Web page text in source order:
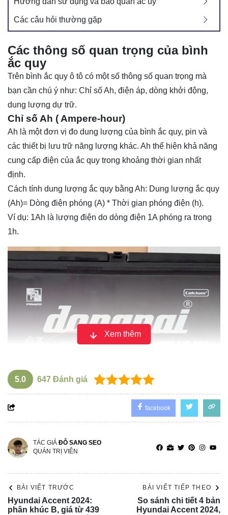
Các câu hỏi thường gặp
Các thông số quan trọng của bình
ắc quy
Trên bình ắc quy ô tô có một số thông số quan trọng mà
bạn cần chú ý như: Chỉ số Ah, điện áp, dòng khởi động,
dung lượng dự trữ.
Chỉ số Ah ( Ampere-hour)
Ah là một đơn vị đo dung lượng của bình ắc quy, pin và
các thiết bị lưu trữ năng lượng khác. Ah thể hiện khả năng
cung cấp điện của ắc quy trong khoảng thời gian nhất
định.
Cách tính dung lượng ắc quy bằng Ah: Dung lượng ắc quy
(Ah)= Dòng điện phóng (A) * Thời gian phóng điện (h).
Ví dụ: 1Ah là lượng điện do dòng điện 1A phóng ra trong
1h.
Điện áp (V)
Điện áp danh định cua ắc quy thường là 12V, đây là giá trị
xe.
Xem thêm:Ắc Quy Ô Tô Bao Nhiêu Vôn ? [Góc
Xem thêm
5.0 647 Đánh giá
facebook
TÁC GIẢ ĐỖ SANG SEO
QUẢN TRỊ VIÊN
BÀI VIẾT TRƯỚC
Hyundai Accent 2024:
phân khúc B, giá từ 439
BÀI VIẾT TIẾP THEO
So sánh chi tiết 4 bản
Hyundai Accent 2024,